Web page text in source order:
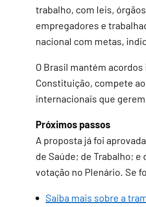
trabalho, com leis,
empregadores e
nacional com metas,
O Brasil mantém
Constituição, compete
internacionais que
Próximos passos
A proposta já foi
de Saúde; de Trabalho;
votação no Plenário. Se
Saiba mais sobre a